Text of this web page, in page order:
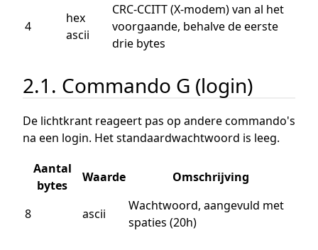
4
hex
ascii
CRC-CCITT (X-modem) van al het
voorgaande, behalve de eerste
drie bytes
2.1. Commando G (login)
De lichtkrant reageert pas op andere commando's
na een login. Het standaardwachtwoord is leeg.
Aantal
bytes
Waarde Omschrijving
8 ascii
Wachtwoord, aangevuld met
spaties (20h)